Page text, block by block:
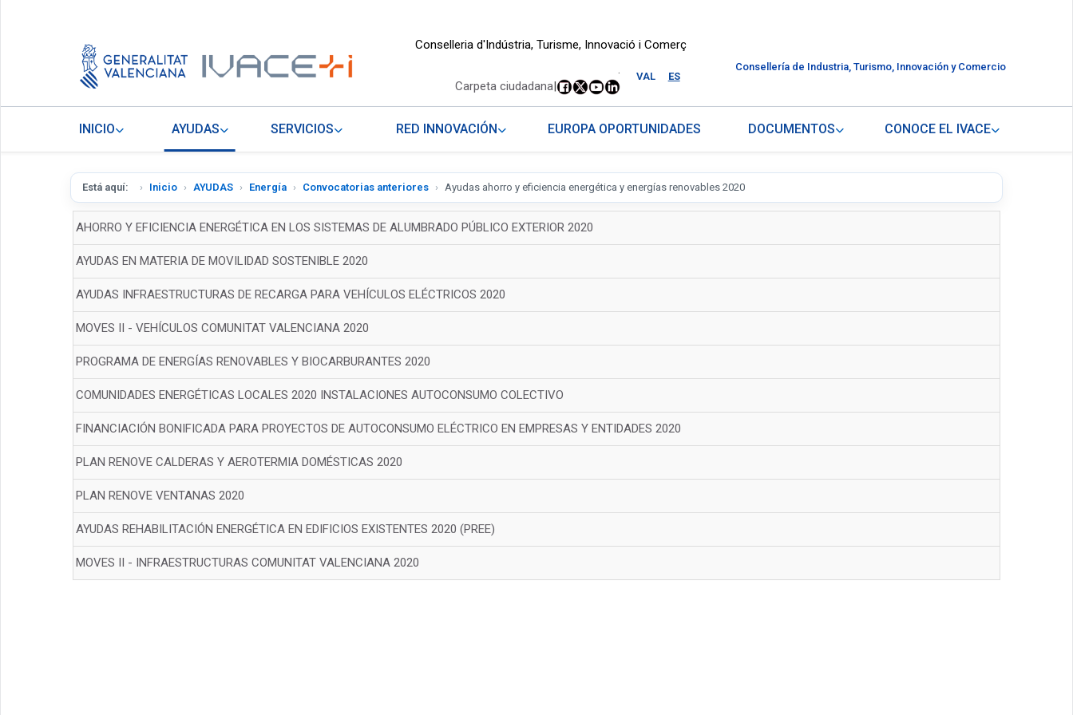
Conselleria d'Indústria, Turisme, Innovació i Comerç
VAL ES
.
Carpeta ciudadana|
Consellería de Industria, Turismo, Innovación y Comercio
INICIO AYUDAS SERVICIOS RED INNOVACIÓN EUROPA OPORTUNIDADES DOCUMENTOS CONOCE EL IVACE
Está aquí: Inicio AYUDAS Energía Convocatorias anteriores Ayudas ahorro y eficiencia energética y energías renovables 2020
AHORRO Y EFICIENCIA ENERGÉTICA EN LOS SISTEMAS DE ALUMBRADO PÚBLICO EXTERIOR 2020
AYUDAS EN MATERIA DE MOVILIDAD SOSTENIBLE 2020
AYUDAS INFRAESTRUCTURAS DE RECARGA PARA VEHÍCULOS ELÉCTRICOS 2020
MOVES II - VEHÍCULOS COMUNITAT VALENCIANA 2020
PROGRAMA DE ENERGÍAS RENOVABLES Y BIOCARBURANTES 2020
COMUNIDADES ENERGÉTICAS LOCALES 2020 INSTALACIONES AUTOCONSUMO COLECTIVO
FINANCIACIÓN BONIFICADA PARA PROYECTOS DE AUTOCONSUMO ELÉCTRICO EN EMPRESAS Y ENTIDADES 2020
PLAN RENOVE CALDERAS Y AEROTERMIA DOMÉSTICAS 2020
PLAN RENOVE VENTANAS 2020
AYUDAS REHABILITACIÓN ENERGÉTICA EN EDIFICIOS EXISTENTES 2020 (PREE)
MOVES II - INFRAESTRUCTURAS COMUNITAT VALENCIANA 2020